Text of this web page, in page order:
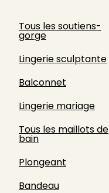
Tous les soutiens-
gorge
Lingerie sculptante
Balconnet
Lingerie mariage
Tous les maillots de
bain
Plongeant
Bandeau